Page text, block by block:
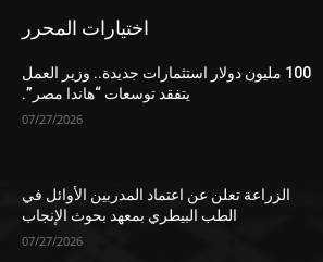
اختيارات المحرر
100 مليون دولار استثمارات جديدة.. وزير العمل
يتفقد توسعات “هاندا مصر”.
07/27/2026
الزراعة تعلن عن اعتماد المدربين الأوائل في
الطب البيطري بمعهد بحوث الإنجاب
07/27/2026